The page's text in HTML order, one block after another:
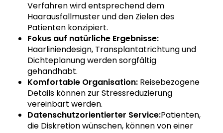
Verfahren wird entsprechend dem
Haarausfallmuster und den Zielen des
Patienten konzipiert.
Fokus auf natürliche Ergebnisse:
Haarliniendesign, Transplantatrichtung und
Dichteplanung werden sorgfältig
gehandhabt.
Komfortable Organisation: Reisebezogene
Details können zur Stressreduzierung
vereinbart werden.
Datenschutzorientierter Service:Patienten,
die Diskretion wünschen, können von einer